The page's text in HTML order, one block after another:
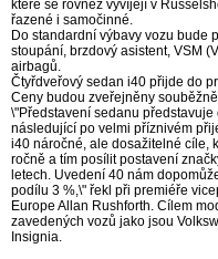
které se rovněž vyvíjejí v
řazené i samočinné.
Do standardní výbavy vozu bude
stoupání, brzdový asistent, VSM
airbagů.
Čtyřdveřový sedan i40 přijde do
Ceny budou zveřejněny
\"Představení sedanu
následující po velmi příznivém
i40 náročné, ale dosažitelné cíle,
ročně a tím posílit postavení
letech. Uvedení 40 nám
podílu 3 %,\" řekl při premiéře
Europe Allan Rushforth. Cílem
zavedených vozů jako jsou
Insignia.